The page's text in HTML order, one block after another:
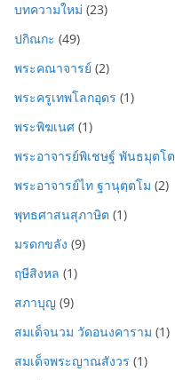
บทความใหม่ (23)
ปกิณกะ (49)
พระคณาจารย์ (2)
พระครูเทพโลกอุดร (1)
พระพิฆเนศ (1)
พระอาจารย์พิเชษฐ์ พันธมุตโต
พระอาจารย์ไท ฐานุตฺตโม (2)
พุทธศาสนสุภาษิต (1)
มรดกขลัง (9)
ฤษีสิงหล (1)
สภาบุญ (9)
สมเด็จนวม วัดอนงคาราม (1)
สมเด็จพระญาณสังวร (1)